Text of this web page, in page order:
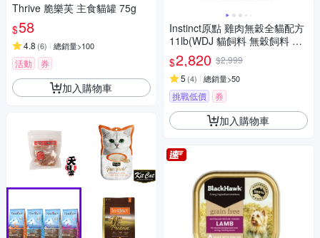
Thrive 脆樂芙 主食貓罐 75g
$58
4.8 (6) 總銷量>100
活動 券
加入購物車
Instinct原點 雞肉無穀全貓配方
11lb(WDJ 貓飼料 無穀飼料 不
含麩質 高肉含量)
$2,820 $2,999
5 (4) 總銷量>50
挑戰低價 券
加入購物車